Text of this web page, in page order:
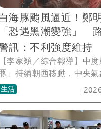
海豚颱風逼近！鄭
「恐遇黑潮變強」
訊：不利強度維持
【李家穎／綜合報導】中
」持續朝西移動，中央
6日）晚起外圍雲系將逐
中央氣象局長鄭明典就在
與洋流分析圖指出，白海
攪動冷海水，不過接近
生活